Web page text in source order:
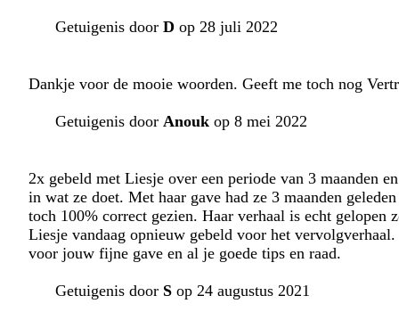
Getuigenis door D op 28 juli 2022
Dankje voor de mooie woorden. Geeft me toch nog
Getuigenis door Anouk op 8 mei 2022
2x gebeld met Liesje over een periode van 3 maanden
in wat ze doet. Met haar gave had ze 3 maanden
toch 100% correct gezien. Haar verhaal is echt gelopen
Liesje vandaag opnieuw gebeld voor het
voor jouw fijne gave en al je goede tips en raad.
Getuigenis door S op 24 augustus 2021